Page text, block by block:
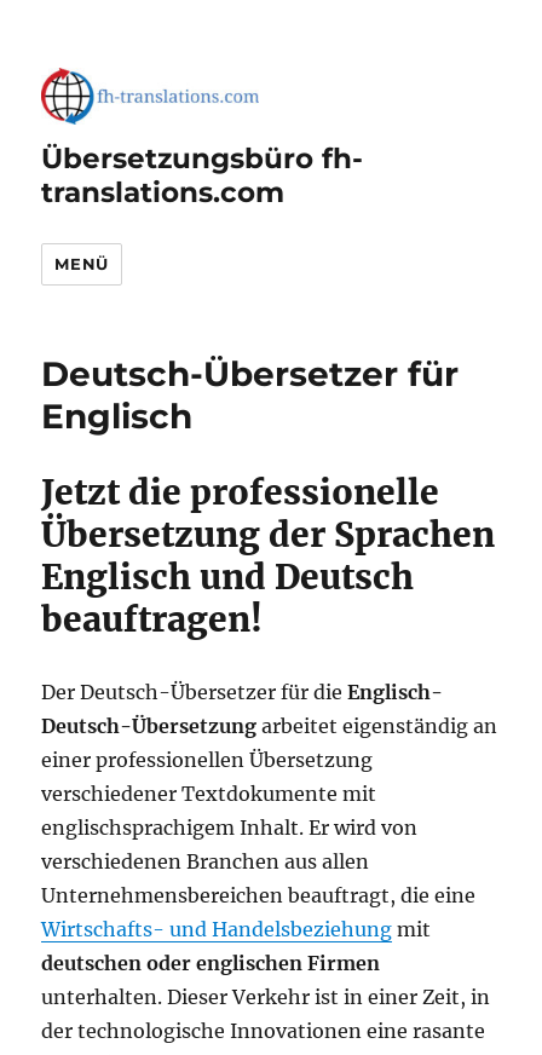
Übersetzungsbüro fh-
translations.com
MENÜ
Deutsch-Übersetzer für
Englisch
Jetzt die professionelle
Übersetzung der Sprachen
Englisch und Deutsch
beauftragen!
Der Deutsch-Übersetzer für dieEnglisch-
Deutsch-Übersetzung arbeitet eigenständig an
einer professionellen Übersetzung
verschiedener Textdokumente mit
englischsprachigem Inhalt. Er wird von
verschiedenen Branchen aus allen
Unternehmensbereichen beauftragt, die eine
Wirtschafts- und Handelsbeziehung mit
deutschen oder englischen Firmen
unterhalten. Dieser Verkehr ist in einer Zeit, in
der technologische Innovationen eine rasante